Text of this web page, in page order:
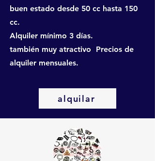
buen estado desde 50 cc hasta 150
cc.
Alquiler mínimo 3 días.
también muy atractivo Precios de
alquiler mensuales.
alquilar